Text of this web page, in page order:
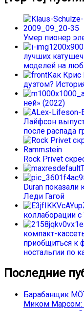
Умер пионер
лучших
моделей на
Как Крис
дуэтом?
ней» (2022)
Лайфсон
после распада
Rock Privet
Duran показали
Леди Гагой
коллаборации с
компакт-
приобщиться к
ностальгии по
Последние
Барабанщик
Миком Марсом: